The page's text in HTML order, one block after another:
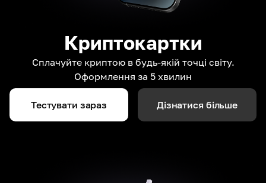
Криптокартки
Сплачуйте криптою в будь-якій точці світу.
Оформлення за 5 хвилин
Тестувати зараз Дізнатися більше